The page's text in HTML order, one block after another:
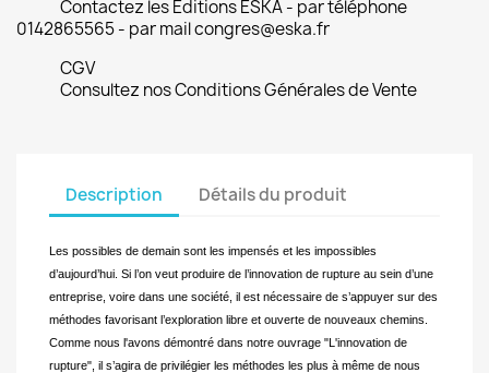
Contactez les Editions ESKA - par téléphone
0142865565 - par mail congres@eska.fr
CGV
Consultez nos Conditions Générales de Vente
Description Détails du produit
Les possibles de demain sont les impensés et les impossibles
d’aujourd’hui. Si l’on veut produire de l’innovation de rupture au sein d’une
entreprise, voire dans une société, il est nécessaire de s’appuyer sur des
méthodes favorisant l’exploration libre et ouverte de nouveaux chemins.
Comme nous l'avons démontré dans notre ouvrage "L'innovation de
rupture", il s’agira de privilégier les méthodes les plus à même de nous